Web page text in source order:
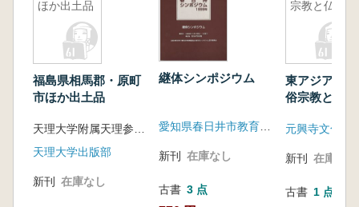
ほか出土品
福島県相馬郡・原町
市ほか出土品
天理大学出版部
新刊 在庫なし
継体シンポジウム
新刊 在庫なし
古書 3 点
宗教と仏教
東アジアに
俗宗教と仏教
新刊 在庫なし
古書 1 点